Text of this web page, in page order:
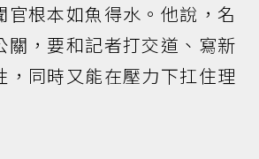
根本如魚得水。他說，名
，要和記者打交道、寫新
同時又能在壓力下扛住理